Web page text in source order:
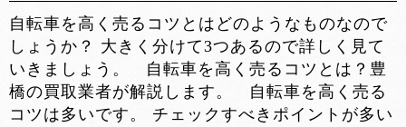
自転車を高く売るコツとはどのようなものなので
しょうか？ 大きく分けて3つあるので詳しく見て
いきましょう。 自転車を高く売るコツとは？豊
橋の買取業者が解説します。 自転車を高く売る
コツは多いです。 チェックすべきポイントが多い